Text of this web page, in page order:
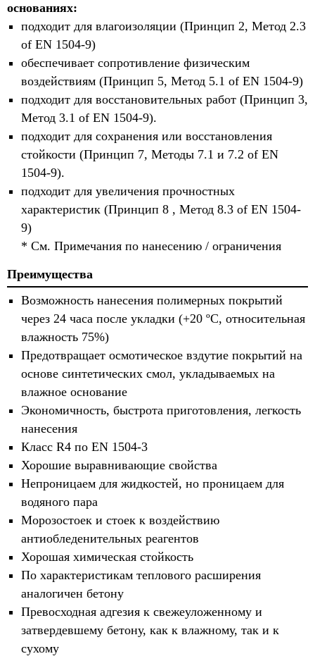
основаниях:
подходит для влагоизоляции (Принцип 2, Метод 2.3
of EN 1504-9)
обеспечивает сопротивление физическим
воздействиям (Принцип 5, Метод 5.1 of EN 1504-9)
подходит для восстановительных работ (Принцип 3,
Метод 3.1 of EN 1504-9).
подходит для сохранения или восстановления
стойкости (Принцип 7, Методы 7.1 и 7.2 of EN
1504-9).
подходит для увеличения прочностных
характеристик (Принцип 8 , Метод 8.3 of EN 1504-
9)
* См. Примечания по нанесению / ограничения
Преимущества
Возможность нанесения полимерных покрытий
через 24 часа после укладки (+20 ºС, относительная
влажность 75%)
Предотвращает осмотическое вздутие покрытий на
основе синтетических смол, укладываемых на
влажное основание
Экономичность, быстрота приготовления, легкость
нанесения
Класс R4 по EN 1504-3
Хорошие выравнивающие свойства
Непроницаем для жидкостей, но проницаем для
водяного пара
Морозостоек и стоек к воздействию
антиобледенительных реагентов
Хорошая химическая стойкость
По характеристикам теплового расширения
аналогичен бетону
Превосходная адгезия к свежеуложенному и
затвердевшему бетону, как к влажному, так и к
сухому